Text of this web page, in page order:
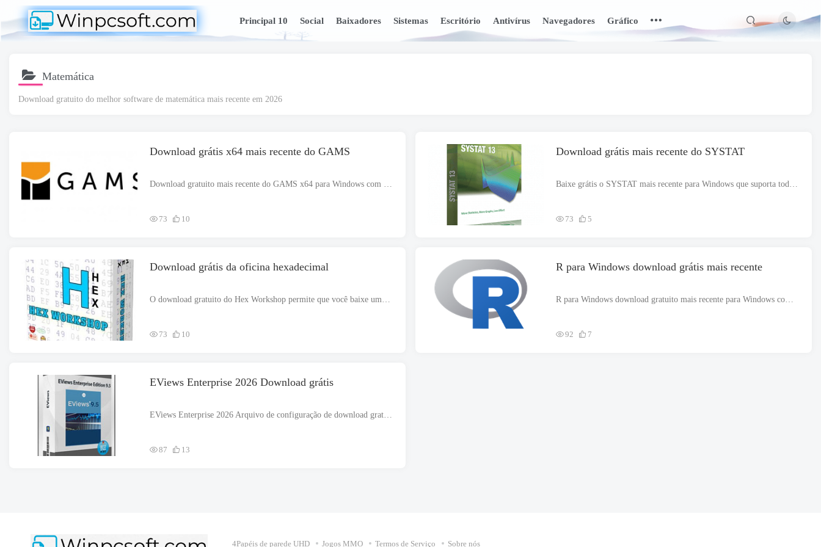
Principal 10 Social Baixadores Sistemas Escritório Antivírus Navegadores Gráfico
Matemática
Download gratuito do melhor software de matemática mais recente em 2026
Download grátis x64 mais recente do GAMS
73 10
Download grátis mais recente do SYSTAT
73 5
Download grátis da oficina hexadecimal
73 10
R para Windows download grátis mais recente
92 7
EViews Enterprise 2026 Download grátis
87 13
4Papéis de parede UHD Jogos MMO Termos de Serviço Sobre nós